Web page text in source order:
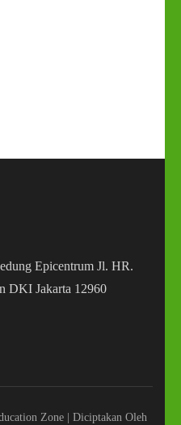
Epicentrum Jl. HR.
DKI Jakarta 12960
Zone | Diciptakan Oleh